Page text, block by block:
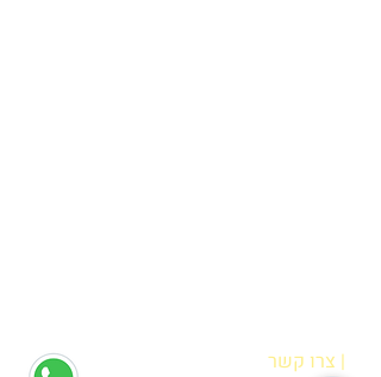
| צרו קשר